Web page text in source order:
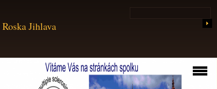
Roska Jihlava